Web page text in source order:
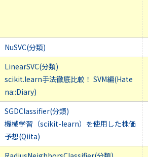
NuSVC(分類)
LinearSVC(分類)
scikit.learn手法徹底比較！ SVM編(Hate
na::Diary)
SGDClassifier(分類)
機械学習（scikit-learn）を使用した株価
予想(Qiita)